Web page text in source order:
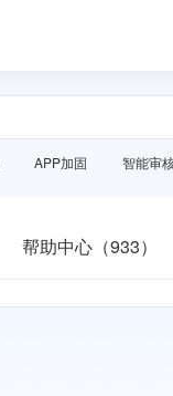
APP加固 智能审
帮助中心（933）